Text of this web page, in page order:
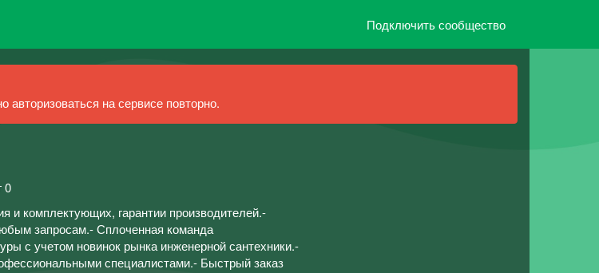
Подключить сообщество
на сервисе повторно.
0
и комплектующих, гарантии производителей.-
запросам.- Сплоченная команда
с учетом новинок рынка инженерной сантехники.-
специалистами.- Быстрый заказ